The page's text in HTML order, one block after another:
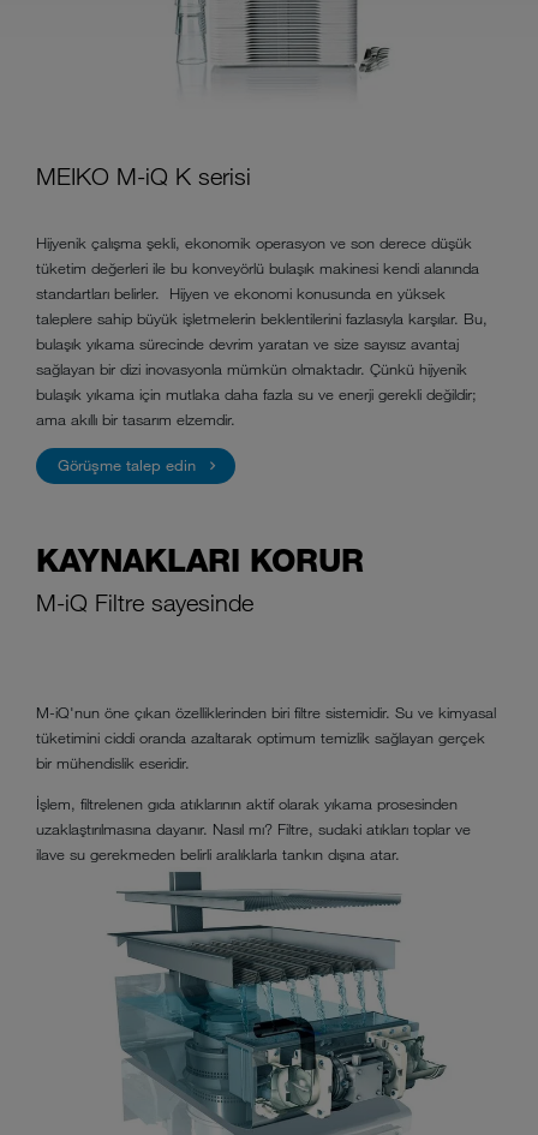
MEIKO M-iQ K serisi
Hijyenik çalışma şekli, ekonomik operasyon ve son derece düşük
tüketim değerleri ile bu konveyörlü bulaşık makinesi kendi alanında
standartları belirler. Hijyen ve ekonomi konusunda en yüksek
taleplere sahip büyük işletmelerin beklentilerini fazlasıyla karşılar. Bu,
bulaşık yıkama sürecinde devrim yaratan ve size sayısız avantaj
sağlayan bir dizi inovasyonla mümkün olmaktadır. Çünkü hijyenik
bulaşık yıkama için mutlaka daha fazla su ve enerji gerekli değildir;
ama akıllı bir tasarım elzemdir.
Görüşme talep edin
KAYNAKLARI KORUR
M-iQ Filtre sayesinde
M-iQ'nun öne çıkan özelliklerinden biri filtre sistemidir. Su ve kimyasal
tüketimini ciddi oranda azaltarak optimum temizlik sağlayan gerçek
bir mühendislik eseridir.
İşlem, filtrelenen gıda atıklarının aktif olarak yıkama prosesinden
uzaklaştırılmasına dayanır. Nasıl mı? Filtre, sudaki atıkları toplar ve
ilave su gerekmeden belirli aralıklarla tankın dışına atar.